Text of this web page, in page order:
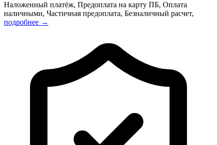
Наложенный платёж, Предоплата на карту ПБ, Оплата
наличными, Частичная предоплата, Безналичный расчет,
подробнее →